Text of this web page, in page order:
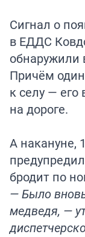
Сигнал о
в ЕДДС
обнаружили
Причём
к селу —
на дороге.
А накануне,
бродит по
— Было
медведя, —